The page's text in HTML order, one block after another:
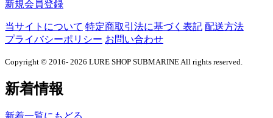
新規会員登録
当サイトについて 特定商取引法に基づく表記 配送方法
プライバシーポリシー お問い合わせ
Copyright © 2016- 2026 LURE SHOP SUBMARINE All rights reserved.
新着情報